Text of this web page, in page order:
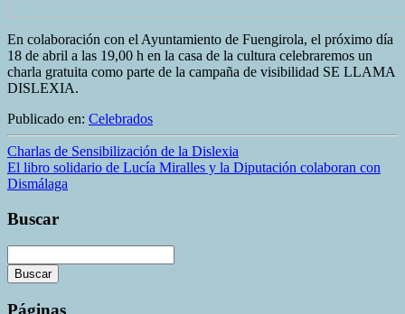
En colaboración con el Ayuntamiento de Fuengirola, el próximo día
18 de abril a las 19,00 h en la casa de la cultura celebraremos un
charla gratuita como parte de la campaña de visibilidad SE LLAMA
DISLEXIA.
Publicado en: Celebrados
Charlas de Sensibilización de la Dislexia
El libro solidario de Lucía Miralles y la Diputación colaboran con
Dismálaga
Buscar
Buscar
La
Páginas